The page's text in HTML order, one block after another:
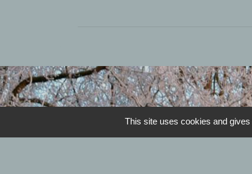
This site uses cookies and